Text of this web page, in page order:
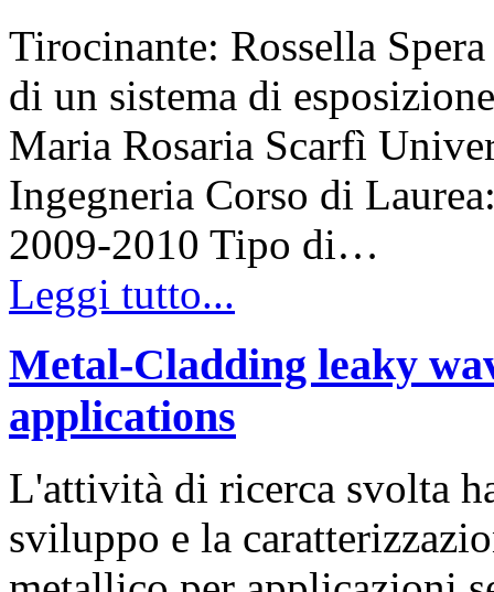
Tirocinante: Rossella
di un sistema di
Maria Rosaria Scarfì
Ingegneria Corso di
2009-2010 Tipo di…
Leggi tutto...
Metal-Cladding leaky
applications
L'attività di ricerca svolta
sviluppo e la